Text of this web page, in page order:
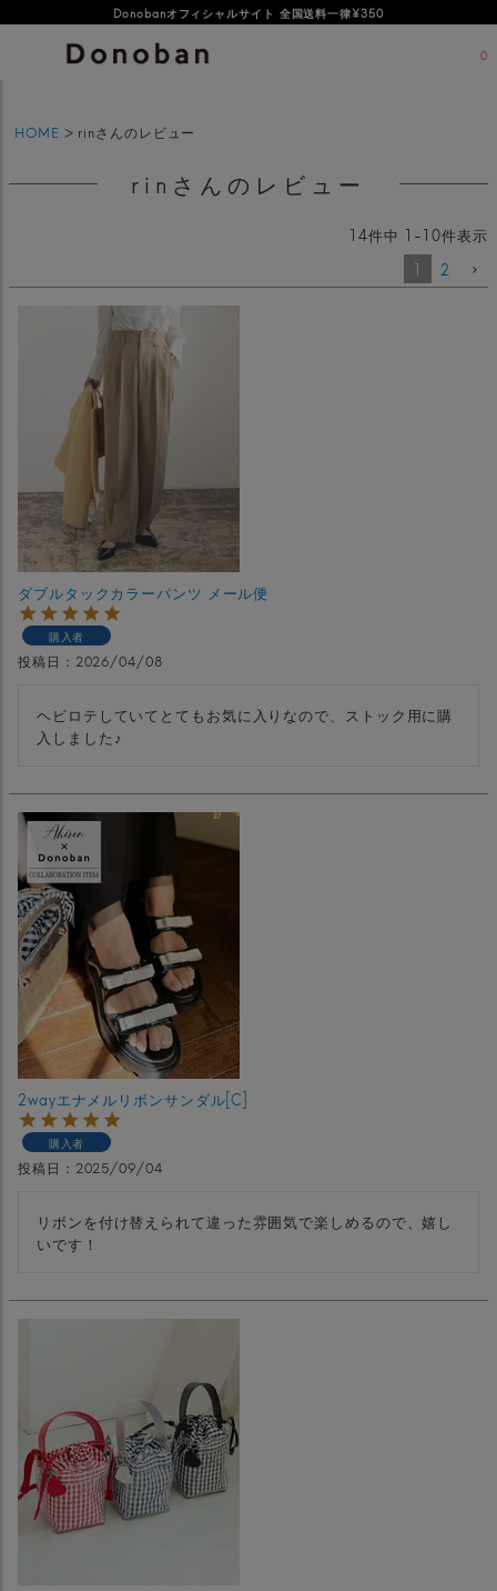
Donobanオフィシャルサイト 全国送料一律¥350
オフィシャルサイト新規会員登録特典 500ポイントプレゼント
0
HOME rinさんのレビュー
rinさんのレビュー
14件中 1 -10件表示
1
2
ダブルタックカラーパンツ メール便
購入者
投稿日 2026/04/08
ヘビロテしていてとてもお気に入りなので、ストック用に購
入しました♪
2wayエナメルリボンサンダル[C]
購入者
投稿日 2025/09/04
リボンを付け替えられて違った雰囲気で楽しめるので、嬉し
いです！